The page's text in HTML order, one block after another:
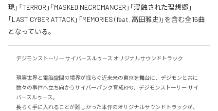
現」「TERROR」「MASKED NECROMANCER」「浸蝕された理想郷」
「LAST CYBER ATTACK」「MEMORIES (feat. 高田雅史)」を含む全16曲
となっている。
デジモンストーリー サイバースルゥース オリジナルサウンドトラック
現実世界と電脳空間の境界が揺らぐ近未来の東京を舞台に、デジモンと共に
数々の事件へ立ち向かうサイバーパンク育成RPG、デジモンストーリー サイ
バースルゥース。
長らく手に入れることが難しかった本作のオリジナルサウンドトラックが、